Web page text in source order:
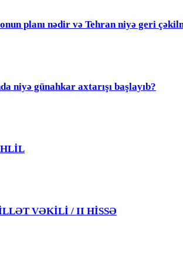
planı nədir və Tehran niyə geri
niyə günahkar axtarışı başlayıb?
VƏKİLİ / II HİSSƏ